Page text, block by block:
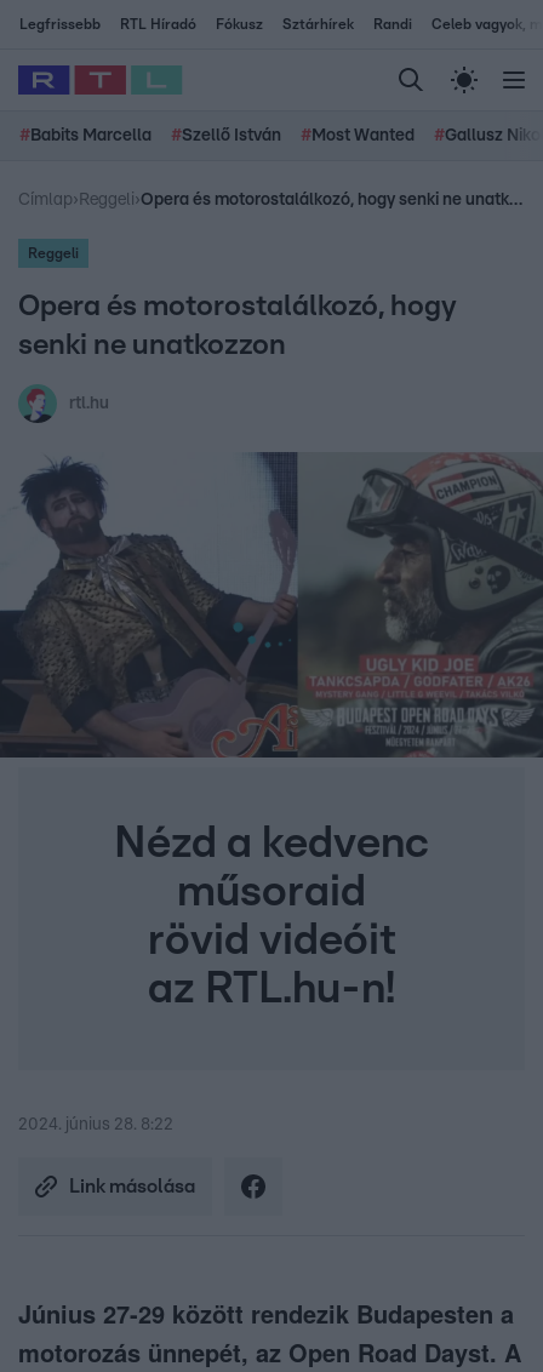
Legfrissebb RTL Híradó Fókusz Sztárhírek Randi Celeb vagyok,
# Babits Marcella #Szellő István # Most Wanted #Gallusz
Címlap› Reggeli› Opera és motorostalálkozó, hogy senki ne unatkozzon
Reggeli
Opera és motorostalálkozó, hogy
senki ne unatkozzon
rtl.hu
Nézd a kedvenc
műsoraid
rövid videóit
az RTL.hu-n!
2024. június 28. 8:22
Link másolása
Június 27-29 között rendezik Budapesten a
motorozás ünnepét, az Open Road Dayst. A